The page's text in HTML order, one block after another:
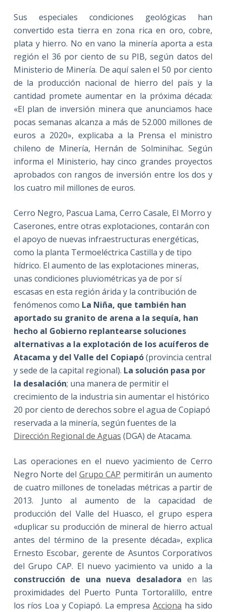
Sus especiales condiciones geológicas han
convertido esta tierra en zona rica en oro, cobre,
plata y hierro. No en vano la minería aporta a esta
región el 36 por ciento de su PIB, según datos del
Ministerio de Minería. De aquí salen el 50 por ciento
de la producción nacional de hierro del país y la
cantidad promete aumentar en la próxima década:
«El plan de inversión minera que anunciamos hace
pocas semanas alcanza a más de 52.000 millones de
euros a 2020», explicaba a la Prensa el ministro
chileno de Minería, Hernán de Solminihac. Según
informa el Ministerio, hay cinco grandes proyectos
aprobados con rangos de inversión entre los dos y
los cuatro mil millones de euros.
Cerro Negro, Pascua Lama, Cerro Casale, El Morro y
Caserones, entre otras explotaciones, contarán con
el apoyo de nuevas infraestructuras energéticas,
como la planta Termoeléctrica Castilla y de tipo
hídrico. El aumento de las explotaciones mineras,
unas condiciones pluviométricas ya de por sí
escasas en esta región árida y la contribución de
fenómenos como La Niña, que también han
aportado su granito de arena a la sequía, han
hecho al Gobierno replantearse soluciones
alternativas a la explotación de los acuíferos de
Atacama y del Valle del Copiapó(provincia central
y sede de la capital regional). La solución pasa por
la desalación; una manera de permitir el
crecimiento de la industria sin aumentar el histórico
20 por ciento de derechos sobre el agua de Copiapó
reservada a la minería, según fuentes de la
Dirección Regional de Aguas (DGA) de Atacama.
Las operaciones en el nuevo yacimiento de Cerro
Negro Norte del Grupo CAP permitirán un aumento
de cuatro millones de toneladas métricas a partir de
2013. Junto al aumento de la capacidad de
producción del Valle del Huasco, el grupo espera
«duplicar su producción de mineral de hierro actual
antes del término de la presente década», explica
Ernesto Escobar, gerente de Asuntos Corporativos
del Grupo CAP. El nuevo yacimiento va unido a la
construcción de una nueva desaladora en las
proximidades del Puerto Punta Tortoralillo, entre
los ríos Loa y Copiapó. La empresa Acciona ha sido